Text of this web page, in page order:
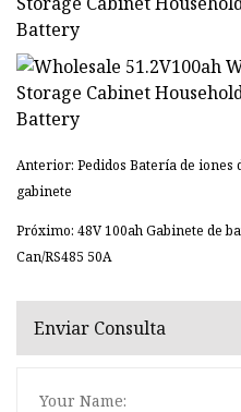
Anterior: Pedidos Batería de iones
gabinete
Próximo: 48V 100ah Gabinete de
Can/RS485 50A
Enviar Consulta